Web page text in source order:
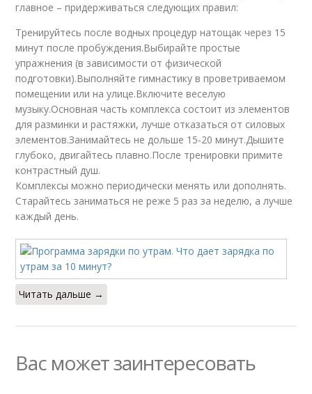
главное – придерживаться следующих правил:
Тренируйтесь после водных процедур натощак через 15
минут после пробуждения.Выбирайте простые
упражнения (в зависимости от физической
подготовки).Выполняйте гимнастику в проветриваемом
помещении или на улице.Включите веселую
музыку.Основная часть комплекса состоит из элементов
для разминки и растяжки, лучше отказаться от силовых
элементов.Занимайтесь не дольше 15-20 минут.Дышите
глубоко, двигайтесь плавно.После тренировки примите
контрастный душ.
Комплексы можно периодически менять или дополнять.
Старайтесь заниматься не реже 5 раз за неделю, а лучше
каждый день.
Читать дальше →
Вас может заинтересовать